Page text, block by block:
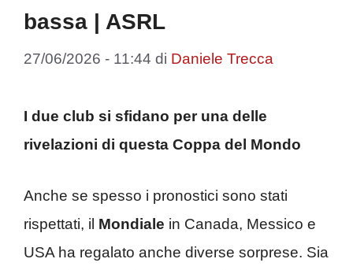
bassa | ASRL
27/06/2026 - 11:44 di Daniele Trecca
I due club si sfidano per una delle
rivelazioni di questa Coppa del Mondo
Anche se spesso i pronostici sono stati
rispettati, il Mondiale in Canada, Messico e
USA ha regalato anche diverse sorprese. Sia